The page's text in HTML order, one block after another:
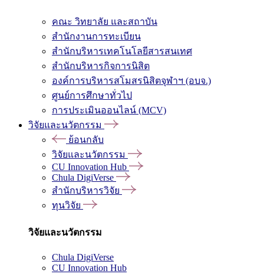
คณะ วิทยาลัย และสถาบัน
สำนักงานการทะเบียน
สำนักบริหารเทคโนโลยีสารสนเทศ
สำนักบริหารกิจการนิสิต
องค์การบริหารสโมสรนิสิตจุฬาฯ (อบจ.)
ศูนย์การศึกษาทั่วไป
การประเมินออนไลน์ (MCV)
วิจัยและนวัตกรรม
ย้อนกลับ
วิจัยและนวัตกรรม
CU Innovation Hub
Chula DigiVerse
สำนักบริหารวิจัย
ทุนวิจัย
วิจัยและนวัตกรรม
Chula DigiVerse
CU Innovation Hub